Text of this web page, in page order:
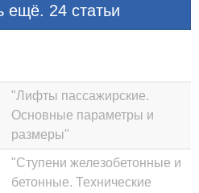
ещё. 24 статьи
"Лифты пассажирские.
Основные параметры и
размеры"
"Ступени железобетонные и
бетонные. Технические